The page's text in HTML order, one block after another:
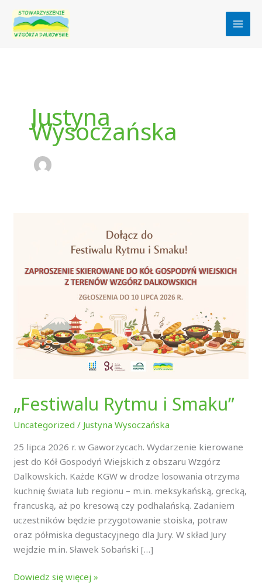
Przejdź
treści
Justyna
Wysoczańska
„Festiwalu Rytmu i Smaku”
Uncategorized / Justyna Wysoczańska
25 lipca 2026 r. w Gaworzycach. Wydarzenie kierowane
jest do Kół Gospodyń Wiejskich z obszaru Wzgórz
Dalkowskich. Każde KGW w drodze losowania otrzyma
kuchnię świata lub regionu – m.in. meksykańską, grecką,
francuską, aż po kresową czy podhalańską. Zadaniem
uczestników będzie przygotowanie stoiska, potraw
oraz półmiska degustacyjnego dla Jury. W skład Jury
wejdzie m.in. Sławek Sobański […]
Dowiedz się więcej »